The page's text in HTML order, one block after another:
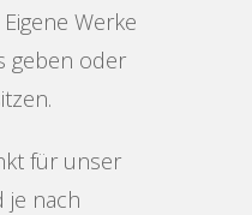
Werke
geben oder
für unser
je nach